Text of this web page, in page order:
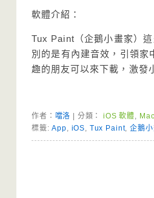
軟體介紹：
Tux Paint（企鵝小畫家）
別的是有內建音效，引領家
趣的朋友可以來下載，激發
作者： 噹洛 | 分類：iOS 軟體,
標籤:App, iOS, Tux Paint,企鵝